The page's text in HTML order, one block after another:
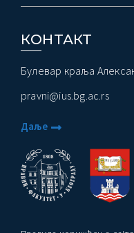
КОНТАКТ
Булевар краља
pravni@ius.bg.ac.rs
Даље